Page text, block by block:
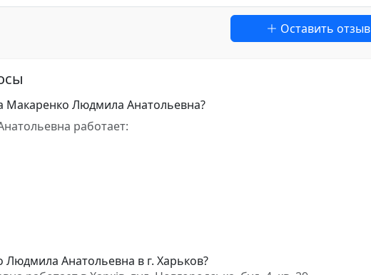
Оставить отзыв
Макаренко Людмила Анатольевна?
работает:
Людмила Анатольевна в г. Харьков?